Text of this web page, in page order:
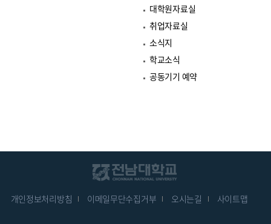
대학원자료실
취업자료실
소식지
학교소식
공동기기 예약
개인정보처리방침 이메일무단수집거부 오시는길 사이트맵